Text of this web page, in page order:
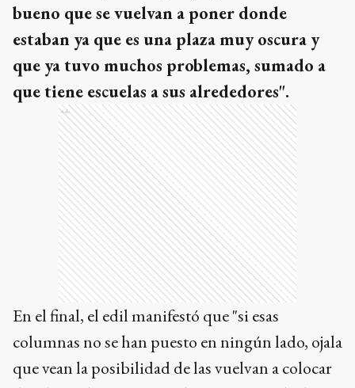
bueno que se vuelvan a poner donde
estaban ya que es una plaza muy oscura y
que ya tuvo muchos problemas, sumado a
que tiene escuelas a sus alrededores".
Ads
En el final, el edil manifestó que "si esas
columnas no se han puesto en ningún lado, ojala
que vean la posibilidad de las vuelvan a colocar